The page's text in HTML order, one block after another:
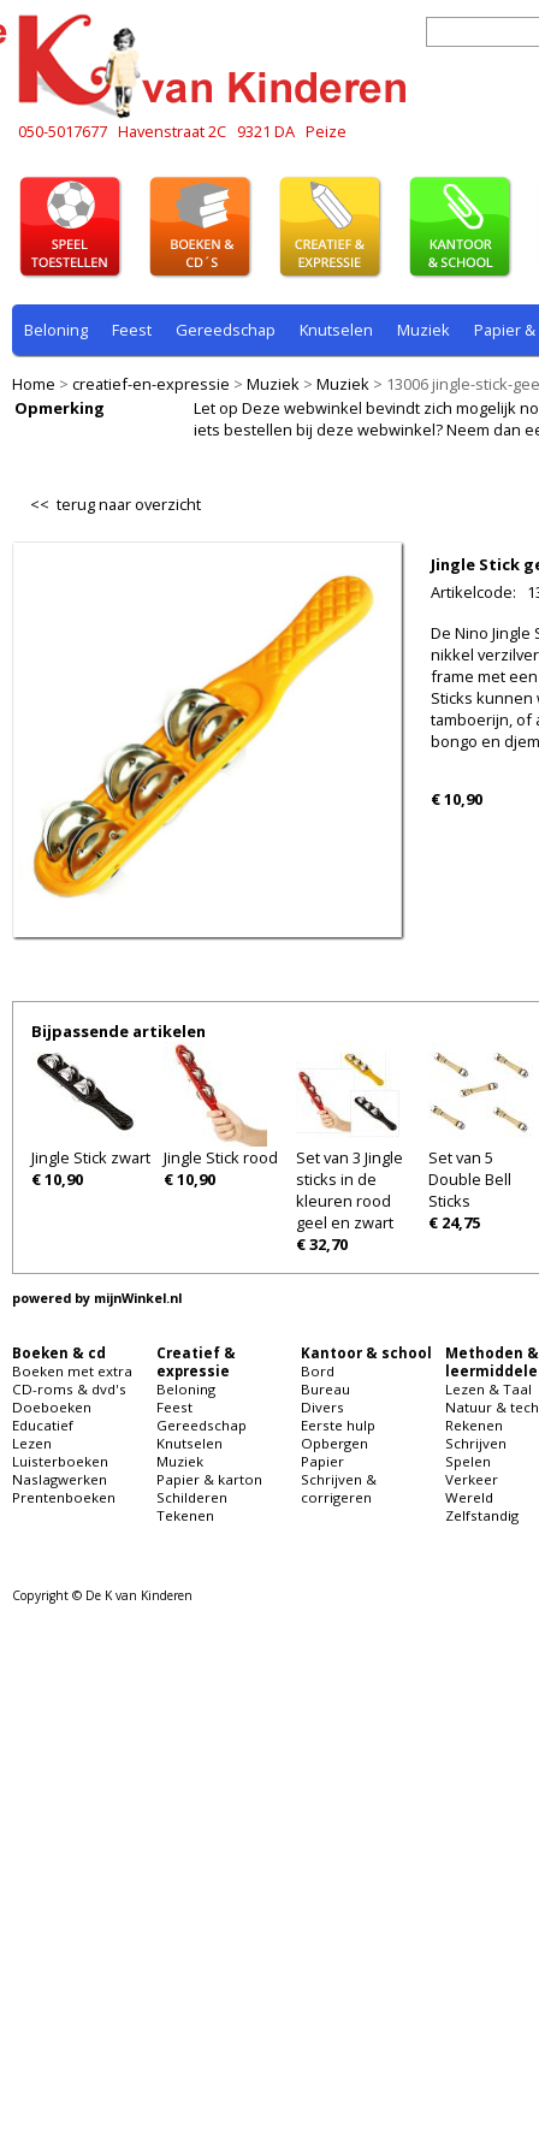
050-5017677 Havenstraat 2C 9321 DA Peize
Beloning Feest Gereedschap Knutselen Muziek Papier
Home > creatief-en-expressie > Muziek > Muziek > 13006 jingle-stick-
Opmerking
Let op Deze webwinkel bevindt zich mogelijk
iets bestellen bij deze webwinkel? Neem dan
<< terug naar overzicht
Jingle Stick
Artikelcode:
De Nino
nikkel
frame met
Sticks
tamboerijn, of
bongo en
€ 10,90
Bijpassende artikelen
Jingle Stick zwart
€ 10,90
Jingle Stick rood
€ 10,90
Set van 3 Jingle
sticks in de
kleuren rood
geel en zwart
€ 32,70
Set van 5
Double Bell
Sticks
€ 24,75
powered by mijnWinkel.nl
Boeken & cd
Boeken met extra
CD-roms & dvd's
Doeboeken
Educatief
Lezen
Luisterboeken
Naslagwerken
Prentenboeken
Creatief &
expressie
Beloning
Feest
Gereedschap
Knutselen
Muziek
Papier & karton
Schilderen
Tekenen
Kantoor & school
Bord
Bureau
Divers
Eerste hulp
Opbergen
Papier
Schrijven &
corrigeren
Methoden &
Lezen & Taal
Natuur &
Rekenen
Schrijven
Spelen
Verkeer
Wereld
Zelfstandig
Copyright © De K van Kinderen